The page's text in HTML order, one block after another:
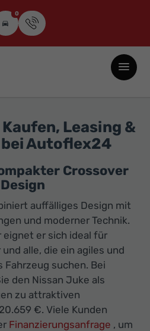
0
Leasing &
Autoflex24
Crossover
auffälliges Design mit
und moderner Technik.
eignet er sich ideal für
alle, die ein agiles und
suchen. Bei
den Nissan Juke als
zu attraktiven
€. Viele Kunden
Finanzierungsanfrage , um